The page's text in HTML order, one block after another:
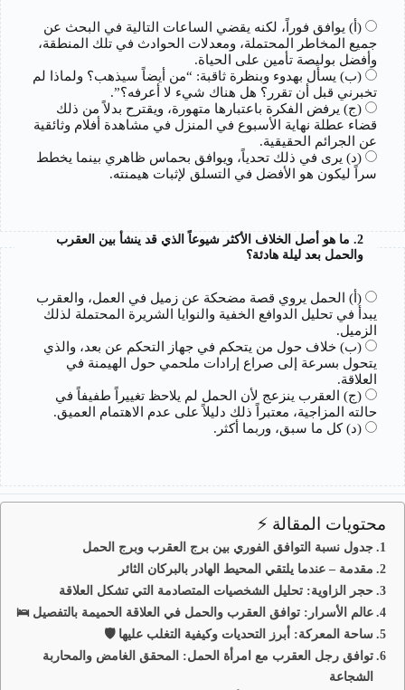
(أ) يوافق فوراً، لكنه يقضي الساعات التالية في البحث عن
جميع المخاطر المحتملة، ومعدلات الحوادث في تلك المنطقة،
وأفضل بوليصة تأمين على الحياة.
(ب) يسأل بهدوء وبنظرة ثاقبة: “من أيضاً سيذهب؟ ولماذا لم
تخبرني قبل أن تقرر؟ هل هناك شيء لا أعرفه؟”.
(ج) يرفض الفكرة باعتبارها متهورة، ويقترح بدلاً من ذلك
قضاء عطلة نهاية الأسبوع في المنزل في مشاهدة أفلام وثائقية
عن الجرائم الحقيقية.
(د) يرى في ذلك تحدياً، ويوافق بحماس ظاهري بينما يخطط
سراً ليكون هو الأفضل في التسلق لإثبات هيمنته.
2. ما هو أصل الخلاف الأكثر شيوعاً الذي قد ينشأ بين العقرب
والحمل بعد ليلة هادئة؟
(أ) الحمل يروي قصة مضحكة عن زميل في العمل، والعقرب
يبدأ في تحليل الدوافع الخفية والنوايا الشريرة المحتملة لذلك
الزميل.
(ب) خلاف حول من يتحكم في جهاز التحكم عن بعد، والذي
يتحول بسرعة إلى صراع إرادات ملحمي حول الهيمنة في
العلاقة.
(ج) العقرب ينزعج لأن الحمل لم يلاحظ تغييراً طفيفاً في
حالته المزاجية، معتبراً ذلك دليلاً على عدم الاهتمام العميق.
(د) كل ما سبق، وربما أكثر.
محتويات المقالة ⚡
جدول نسبة التوافق الفوري بين برج العقرب وبرج الحمل
مقدمة – عندما يلتقي المحيط الهادر بالبركان الثائر
حجر الزاوية: تحليل الشخصيات المتصادمة التي تشكل العلاقة
عالم الأسرار: توافق العقرب والحمل في العلاقة الحميمة بالتفصيل 🛌
ساحة المعركة: أبرز التحديات وكيفية التغلب عليها 🛡️
توافق رجل العقرب مع امرأة الحمل: المحقق الغامض والمحاربة
الشجاعة